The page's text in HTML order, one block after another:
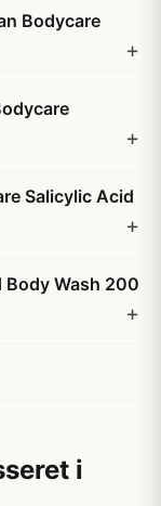
Bodycare
Salicylic Acid
Body Wash 200
i